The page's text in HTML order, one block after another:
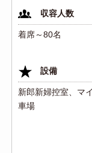
収容人数
着席～80名
設備
新郎新婦控室、マ
車場